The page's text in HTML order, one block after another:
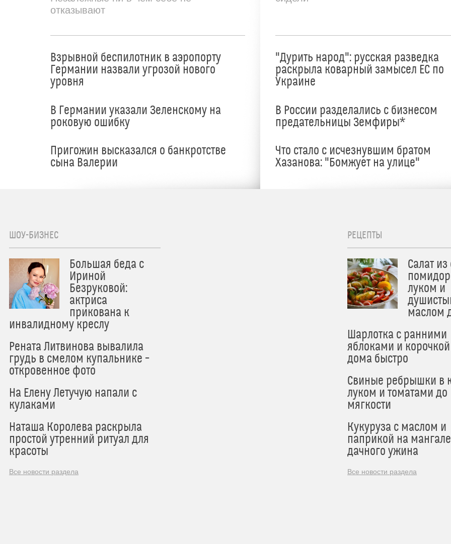
отказывают
Взрывной беспилотник в аэропорту
Германии назвали угрозой нового
уровня
В Германии указали Зеленскому на
роковую ошибку
Пригожин высказался о банкротстве
сына Валерии
"Дурить народ": русская разведка
раскрыла коварный замысел ЕС по
Украине
В России разделались с бизнесом
предательницы Земфиры*
Что стало с исчезнувшим братом
Хазанова: "Бомжует на улице"
ШОУ-БИЗНЕС
Большая беда с
Ириной
Безруковой:
актриса
прикована к
инвалидному креслу
Рената Литвинова вывалила
грудь в смелом купальнике –
откровенное фото
На Елену Летучую напали с
кулаками
Наташа Королева раскрыла
простой утренний ритуал для
красоты
Все новости раздела
РЕЦЕПТЫ
Салат
луком и
маслом
Шарлотка с ранними
яблоками и
дома быстро
Свиные ребрышки в
луком и томатами до
мягкости
Кукуруза с маслом и
паприкой на
дачного ужина
Все новости раздела